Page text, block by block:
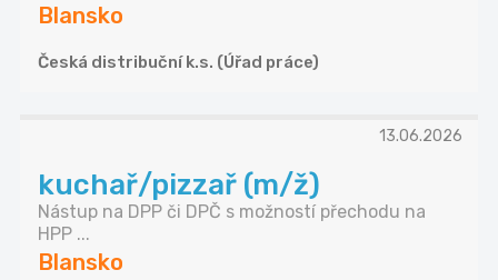
Blansko
Česká distribuční k.s. (Úřad práce)
13.06.2026
kuchař/pizzař (m/ž)
Nástup na DPP či DPČ s možností přechodu na
HPP ...
Blansko